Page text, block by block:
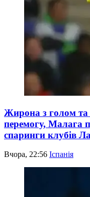
Жирона з голом та
перемогу, Малага
спаринги клубів
Вчора, 22:56 Іспанія